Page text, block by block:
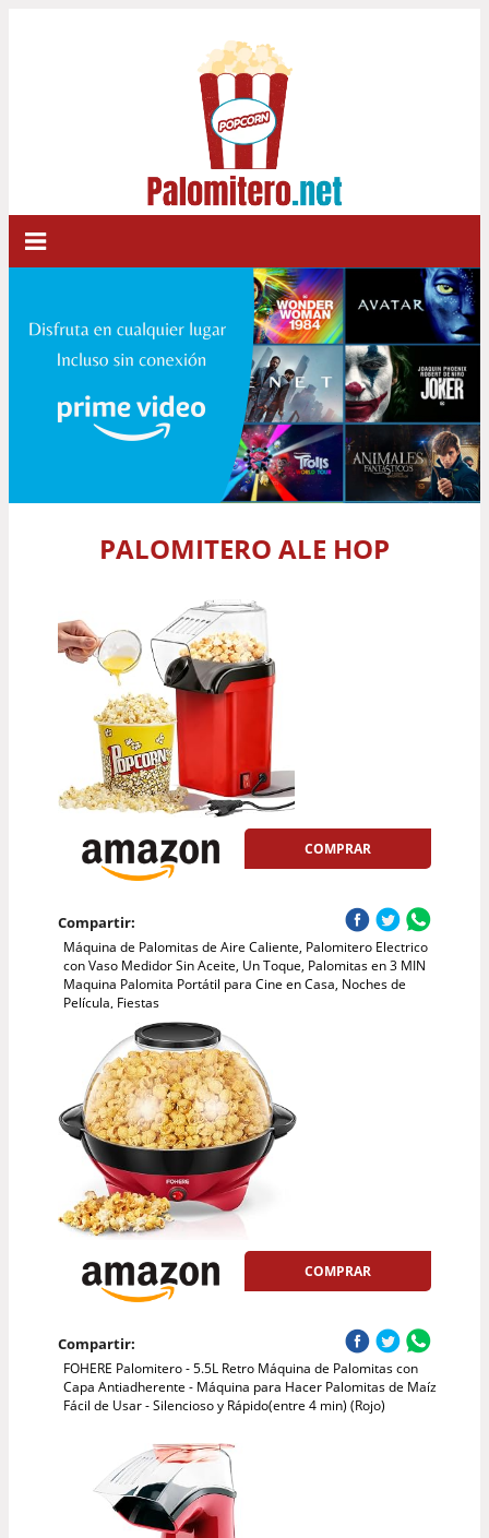
PALOMITERO ALE HOP
COMPRAR
Compartir:
Máquina de Palomitas de Aire Caliente, Palomitero Electrico
con Vaso Medidor Sin Aceite, Un Toque, Palomitas en 3 MIN
Maquina Palomita Portátil para Cine en Casa, Noches de
Película, Fiestas
COMPRAR
Compartir:
FOHERE Palomitero - 5.5L Retro Máquina de Palomitas con
Capa Antiadherente - Máquina para Hacer Palomitas de Maíz
Fácil de Usar - Silencioso y Rápido(entre 4 min) (Rojo)